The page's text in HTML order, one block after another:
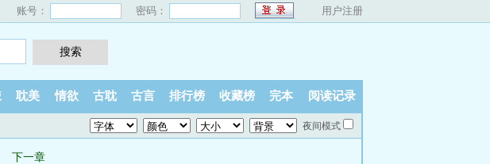
账号： 密码： 用户注册
耽美 情欲 古耽 古言 排行榜 收藏榜 完本 阅读记录
夜间模式
下一章